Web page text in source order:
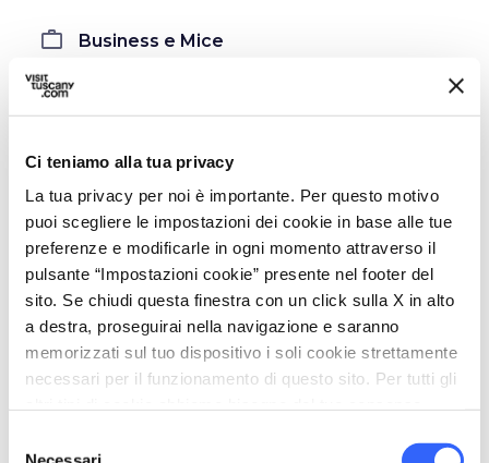
Ci teniamo alla tua privacy
La tua privacy per noi è importante. Per questo motivo
puoi scegliere le impostazioni dei cookie in base alle tue
preferenze e modificarle in ogni momento attraverso il
pulsante “Impostazioni cookie” presente nel footer del
sito. Se chiudi questa finestra con un click sulla X in alto
a destra, proseguirai nella navigazione e saranno
memorizzati sul tuo dispositivo i soli cookie strettamente
necessari per il funzionamento di questo sito. Per tutti gli
work Business e Mice
Impianto audio
Impianto video
Podio
Postazioni Pc e stampante
Proiettore
Servizio hostess/steward
Servizio traduzioni
directions_bike
Area per il lavaggio bici